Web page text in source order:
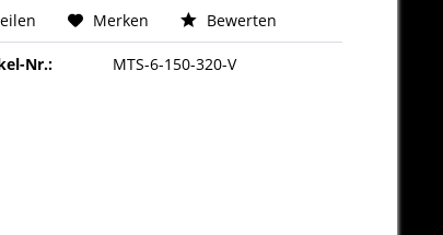
Merken Bewerten
Nr.: MTS-6-150-320-V